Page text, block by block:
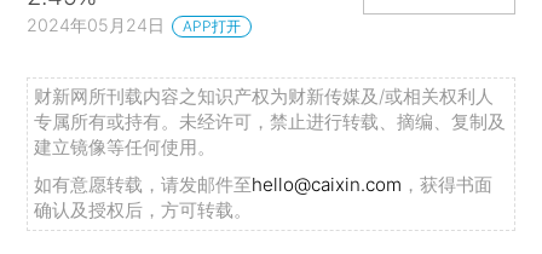
2024年05月24日 APP打开
财新网所刊载内容之知识产权为财新传媒及/或相关权利人
专属所有或持有。未经许可，禁止进行转载、摘编、复制及
建立镜像等任何使用。
如有意愿转载，请发邮件至hello@caixin.com ，获得书面
确认及授权后，方可转载。